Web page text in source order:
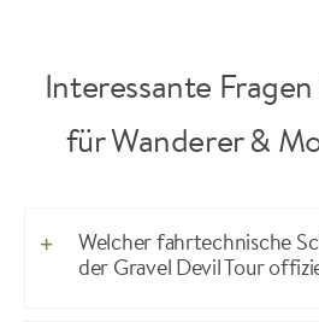
Interessante
für Wanderer &
Welcher fahrtechnische
der Gravel Devil Tour